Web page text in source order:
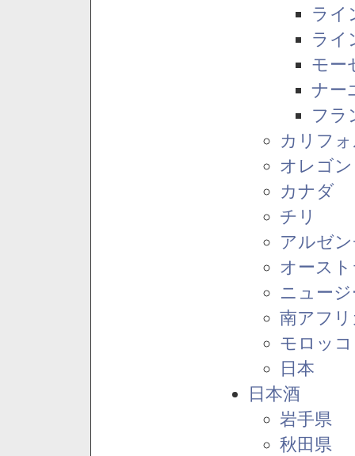
ライ
ライ
モー
ナー
フラ
カリフ
オレゴ
カナダ
チリ
アルゼ
オース
ニュー
南アフ
モロッコ
日本
日本酒
岩手県
秋田県